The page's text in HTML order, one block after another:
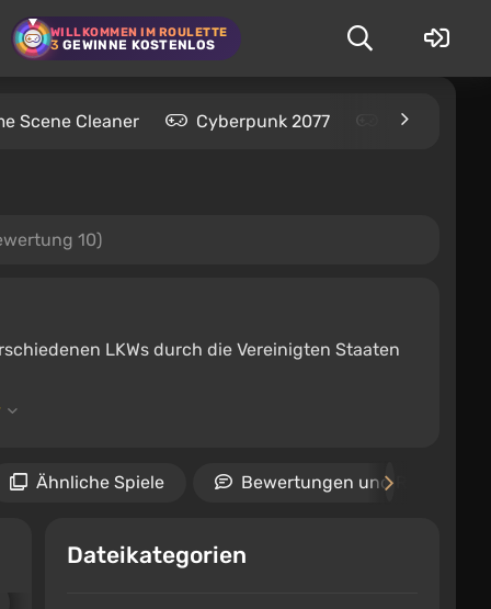
WILLKOMMEN IM ROULETTE
3 GEWINNE KOSTENLOS
Scene Cleaner Cyberpunk 2077 Kingdom
10)
LKWs durch die Vereinigten Staaten
Ähnliche Spiele Bewertungen und
Dateikategorien